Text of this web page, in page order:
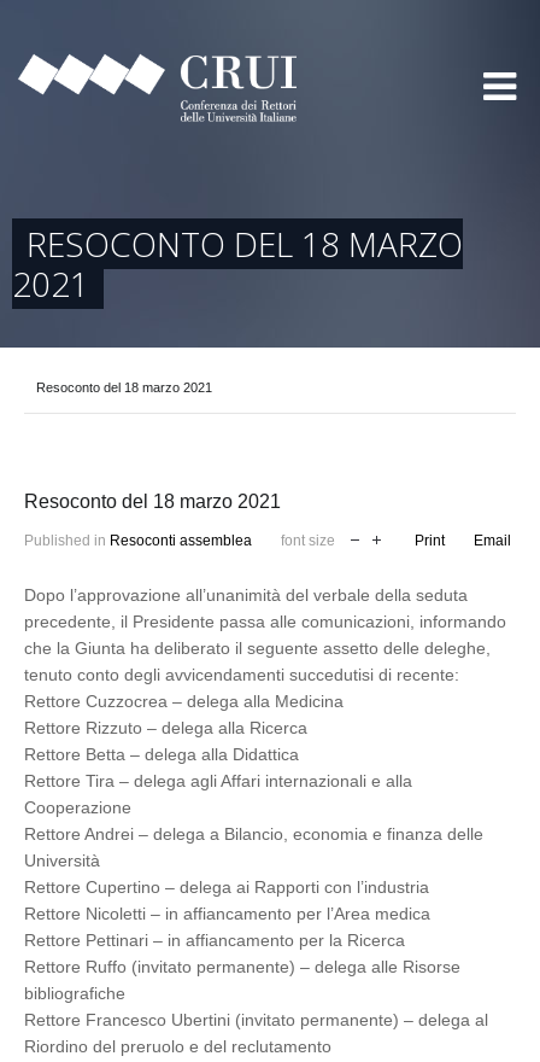
RESOCONTO DEL 18 MARZO
2021
Resoconto del 18 marzo 2021
Resoconto del 18 marzo 2021
Published in Resoconti assemblea font size Print Email
Dopo l’approvazione all’unanimità del verbale della seduta
precedente, il Presidente passa alle comunicazioni, informando
che la Giunta ha deliberato il seguente assetto delle deleghe,
tenuto conto degli avvicendamenti succedutisi di recente:
Rettore Cuzzocrea – delega alla Medicina
Rettore Rizzuto – delega alla Ricerca
Rettore Betta – delega alla Didattica
Rettore Tira – delega agli Affari internazionali e alla
Cooperazione
Rettore Andrei – delega a Bilancio, economia e finanza delle
Università
Rettore Cupertino – delega ai Rapporti con l’industria
Rettore Nicoletti – in affiancamento per l’Area medica
Rettore Pettinari – in affiancamento per la Ricerca
Rettore Ruffo (invitato permanente) – delega alle Risorse
bibliografiche
Rettore Francesco Ubertini (invitato permanente) – delega al
Riordino del preruolo e del reclutamento